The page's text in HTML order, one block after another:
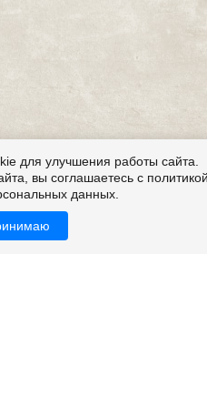
для улучшения работы сайта.
вы соглашаетесь с
данных.